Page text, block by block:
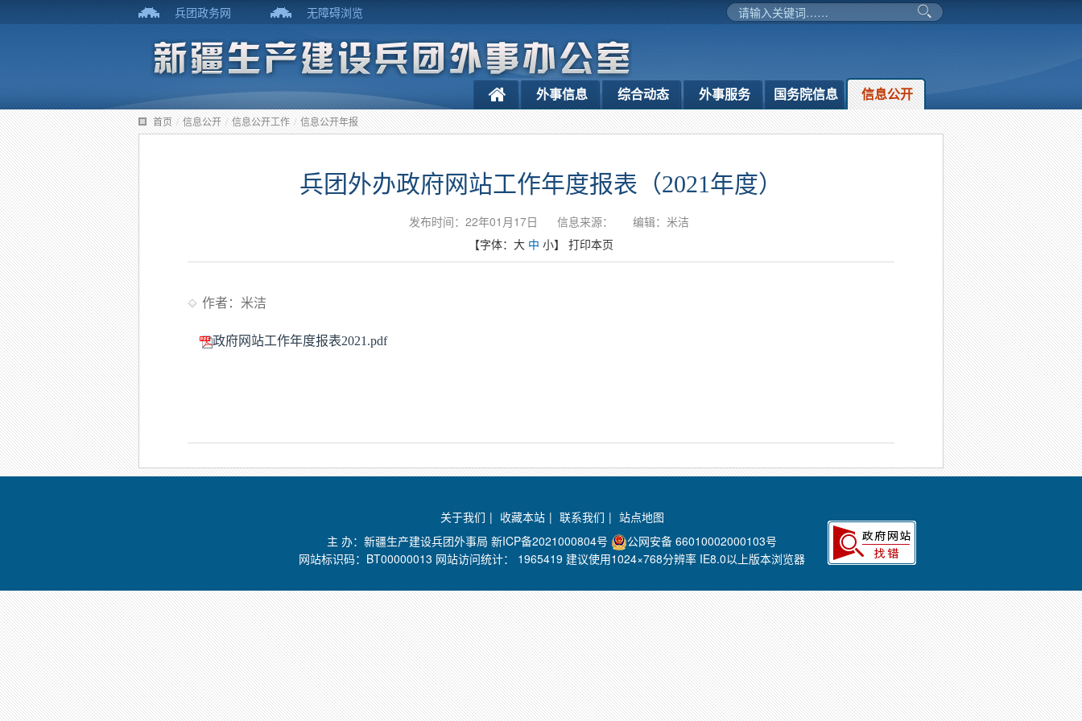
兵团政务网 无障碍浏览
外事信息 综合动态 外事服务 国务院信息 信息公开
首页 / 信息公开 / 信息公开工作 / 信息公开年报
兵团外办政府网站工作年度报表（2021年度）
发布时间：22年01月17日 信息来源：
编辑：米洁
【字体： 大 中 小】 打印本页
作者：米洁
政府网站工作年度报表2021.pdf
关于我们 | 收藏本站 | 联系我们 | 站点地图
主 办：新疆生产建设兵团外事局新ICP备2021000804号
公网安备 66010002000103号
网站标识码：BT00000013 网站访问统计： 1965419 建议使用1024×768分辨率 IE8.0以上版本浏览器